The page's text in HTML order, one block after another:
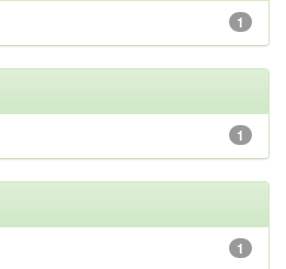
1
1
1